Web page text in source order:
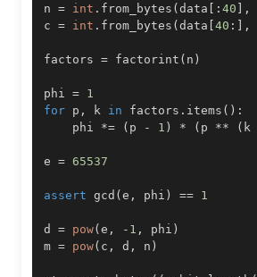
n = int . from_bytes (data [ : 40 ] ,
c = int . from_bytes (data [40 : ] ,
factors = factorint ( n )
phi = 1
for p , k in factors . items ( ) :
    phi
*= ( p - 1 ) * ( p ** ( k
e = 65537
assert gcd (e , phi ) == 1
d = pow(e , - 1 , phi )
m = pow( c , d , n )